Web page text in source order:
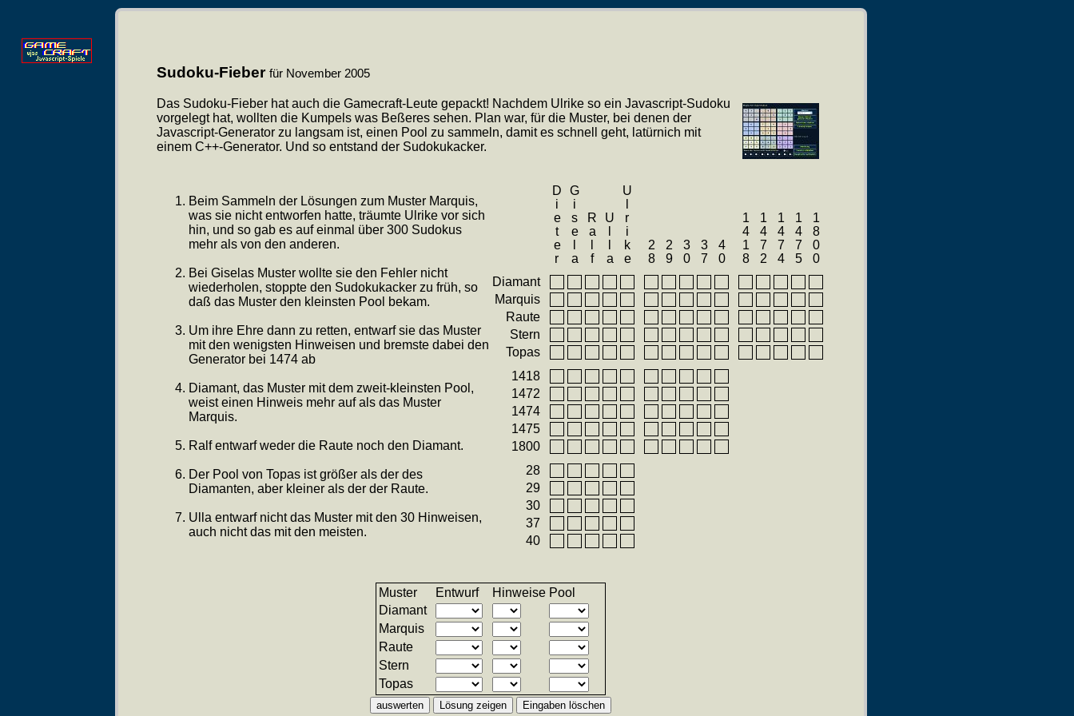
Sudoku-Fieber für November 2005
Das Sudoku-Fieber hat auch die Gamecraft-Leute gepackt! Nachdem Ulrike so ein Javascript-Sudoku
vorgelegt hat, wollten die Kumpels was Beßeres sehen. Plan war, für die Muster, bei denen der
Javascript-Generator zu langsam ist, einen Pool zu sammeln, damit es schnell geht, latürnich mit
einem C++-Generator. Und so entstand der Sudokukacker.
DieterGiselaRalfUlla Ulrike 28 29 30 37 40 14181472147414751800
Diamant
Marquis
Raute
Stern
Topas
1418
1472
1474
1475
1800
28
29
30
37
40
Beim Sammeln der Lösungen zum Muster Marquis,
was sie nicht entworfen hatte, träumte Ulrike vor sich
hin, und so gab es auf einmal über 300 Sudokus
mehr als von den anderen.
Bei Giselas Muster wollte sie den Fehler nicht
wiederholen, stoppte den Sudokukacker zu früh, so
daß das Muster den kleinsten Pool bekam.
Um ihre Ehre dann zu retten, entwarf sie das Muster
mit den wenigsten Hinweisen und bremste dabei den
Generator bei 1474 ab
Diamant, das Muster mit dem zweit-kleinsten Pool,
weist einen Hinweis mehr auf als das Muster
Marquis.
Ralf entwarf weder die Raute noch den Diamant.
Der Pool von Topas ist größer als der des
Diamanten, aber kleiner als der der Raute.
Ulla entwarf nicht das Muster mit den 30 Hinweisen,
auch nicht das mit den meisten.
Muster Entwurf Hinweise Pool
Diamant
Marquis
Raute
Stern
Topas